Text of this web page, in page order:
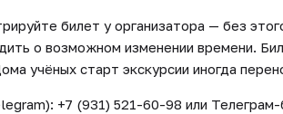
билет у организатора — без
о возможном изменении времени.
учёных старт экскурсии иногда
+7 (931) 521-60-98 или Телеграм-